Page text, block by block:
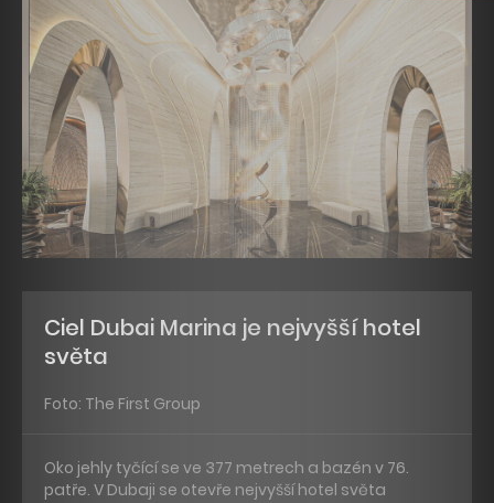
Ciel Dubai Marina je nejvyšší hotel
světa
Foto: The First Group
Oko jehly tyčící se ve 377 metrech a bazén v 76.
patře. V Dubaji se otevře nejvyšší hotel světa